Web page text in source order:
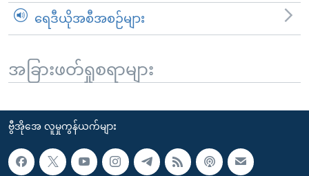
ရေဒီယိုအစီအစဉ်များ
အခြားဖတ်ရှုစရာများ
ဗွီအိုအေ လူမှုကွန်ယက်များ